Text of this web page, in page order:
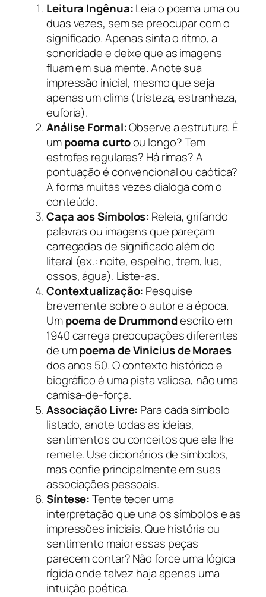
Leitura Ingênua:Leia o poema uma ou
duas vezes, sem se preocupar com o
significado. Apenas sinta o ritmo, a
sonoridade e deixe que as imagens
fluam em sua mente. Anote sua
impressão inicial, mesmo que seja
apenas um clima (tristeza, estranheza,
euforia).
Análise Formal:Observe a estrutura. É
umpoema curtoou longo? Tem
estrofes regulares? Há rimas? A
pontuação é convencional ou caótica?
A forma muitas vezes dialoga com o
conteúdo.
Caça aos Símbolos: Releia, grifando
palavras ou imagens que pareçam
carregadas de significado além do
literal (ex.: noite, espelho, trem, lua,
ossos, água). Liste-as.
Contextualização: Pesquise
brevemente sobre o autor e a época.
Umpoema de Drummondescrito em
1940 carrega preocupações diferentes
de umpoema de Vinicius de Moraes
dos anos 50. O contexto histórico e
biográfico é uma pista valiosa, não uma
camisa-de-força.
Associação Livre: Para cada símbolo
listado, anote todas as ideias,
sentimentos ou conceitos que ele lhe
remete. Use dicionários de símbolos,
mas confie principalmente em suas
associações pessoais.
Síntese:Tente tecer uma
interpretação que una os símbolos e as
impressões iniciais. Que história ou
sentimento maior essas peças
parecem contar? Não force uma lógica
rígida onde talvez haja apenas uma
intuição poética.